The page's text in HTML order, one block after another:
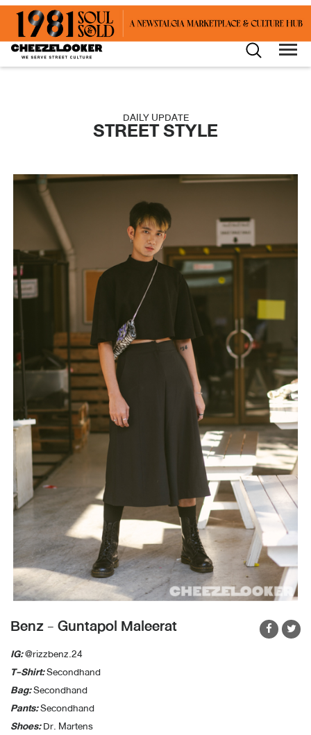
DAILY UPDATE
STREET STYLE
Benz - Guntapol Maleerat
IG:@rizzbenz.24
T-Shirt:Secondhand
Bag:Secondhand
Pants:Secondhand
Shoes:Dr. Martens